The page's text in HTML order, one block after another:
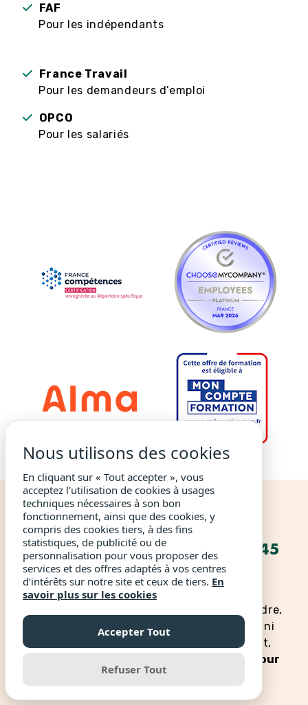
FAF
Pour les indépendants
France Travail
Pour les demandeurs d’emploi
OPCO
Pour les salariés
CHEZ LIVEMENTOR, NOUS
AVONS ACCOMPAGNÉ + DE 45
000 PROJETS
En 10 ans, nous avons appris qu’entreprendre,
ce n’est ni une question de personnalité, ni
une aptitude innée. Pour lancer un projet,
C’est pour
cela que nous avons mis au point la
Nous utilisons des cookies
En cliquant sur « Tout accepter », vous
acceptez l’utilisation de cookies à usages
techniques nécessaires à son bon
fonctionnement, ainsi que des cookies, y
compris des cookies tiers, à des fins
statistiques, de publicité ou de
personnalisation pour vous proposer des
services et des offres adaptés à vos centres
d’intérêts sur notre site et ceux de tiers. En
savoir plus sur les cookies
Accepter Tout
Refuser Tout